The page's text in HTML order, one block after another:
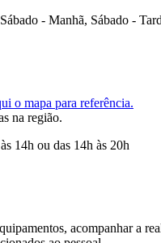
- Manhã, Sábado -
o mapa para referência.
na região.
14h ou das 14h às 20h
acompanhar a